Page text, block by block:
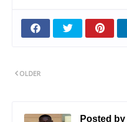
OLDER
Posted by